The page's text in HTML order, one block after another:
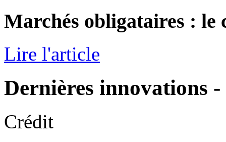
Marchés obligataires : le
Lire l'article
Dernières innovations
Crédit